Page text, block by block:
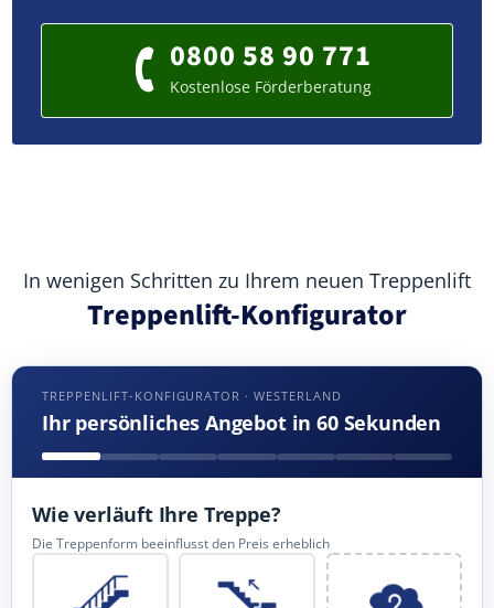
0800 58 90 771
Kostenlose Förderberatung
In wenigen Schritten zu Ihrem neuen Treppenlift
Treppenlift-Konfigurator
TREPPENLIFT-KONFIGURATOR · WESTERLAND
Ihr persönliches Angebot in 60 Sekunden
Wie verläuft Ihre Treppe?
Die Treppenform beeinflusst den Preis erheblich